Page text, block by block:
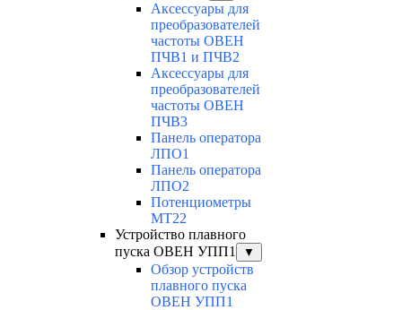
Аксессуары для
преобразователей
частоты ОВЕН
ПЧВ1 и ПЧВ2
Аксессуары для
преобразователей
частоты ОВЕН
ПЧВ3
Панель оператора
ЛПО1
Панель оператора
ЛПО2
Потенциометры
MT22
Устройство плавного
пуска ОВЕН УПП1
▼
Обзор устройств
плавного пуска
ОВЕН УПП1